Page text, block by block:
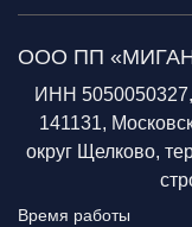
ООО ПП
ИНН
141131,
округ Щелково,
Время работы